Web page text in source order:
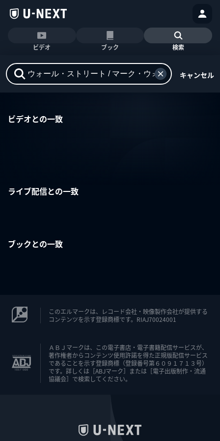
ビデオ ブック 検索
キャンセル
ビデオとの一致
ライブ配信との一致
ブックとの一致
このエルマークは、レコード会社・映像製作会社が提供する
コンテンツを示す登録商標です。RIAJ70024001
ＡＢＪマークは、この電子書店・電子書籍配信サービスが、
著作権者からコンテンツ使用許諾を得た正規版配信サービス
であることを示す登録商標（登録番号第６０９１７１３号）
です。詳しくは［ABJマーク］または［電子出版制作・流通
協議会］で検索してください。